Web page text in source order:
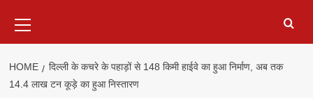
Menu
HOME
दिल्ली के कचरे के पहाड़ों से 148 किमी हाईवे का हुआ निर्माण, अब तक
14.4 लाख टन कूड़े का हुआ निस्तारण